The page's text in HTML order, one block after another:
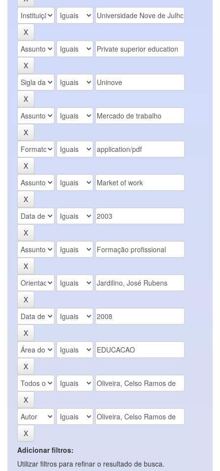
Adicionar filtros:
Utilizar filtros para refinar o resultado de busca.